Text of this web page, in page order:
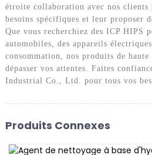
étroite collaboration avec nos clients
besoins spécifiques et leur proposer
Que vous recherchiez des ICP HIPS
automobiles, des appareils
consommation, nos produits de
dépasser vos attentes. Faites
Industrial Co., Ltd. pour tous vos
Produits Connexes